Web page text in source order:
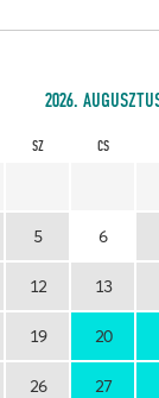
2026.
SZ CS
5 6
12 13
19 20
26 27